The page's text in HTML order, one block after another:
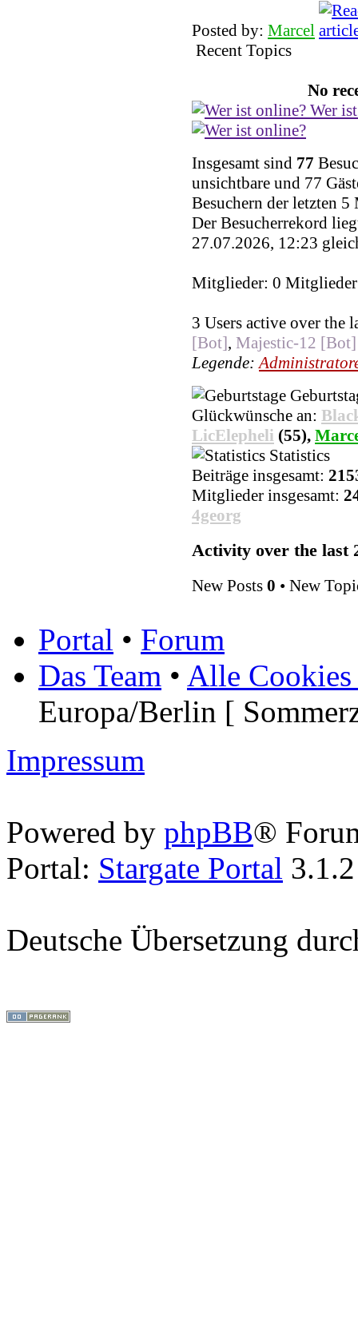
Posted by: Marcel
Recent Topics
No
Wer
Insgesamt sind 77
unsichtbare und 77
Besuchern der letzten
Der Besucherrekord
27.07.2026, 12:23
Mitglieder: 0 Mitglieder
3 Users active over the
[Bot], Majestic-12 [Bot]
Legende:
Glückwünsche an:
LicElepheli (55),
Statistics
Beiträge insgesamt:
Mitglieder insgesamt:
4georg
Activity over the last
New Posts 0 • New
Portal • Forum
Das Team • Alle Cookies
Europa/Berlin [
Impressum
Powered by phpBB®
Portal: Stargate Portal
Deutsche Übersetzung